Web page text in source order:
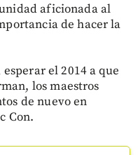
aficionada al
de hacer la
el 2014 a que
los maestros
de nuevo en
Con.